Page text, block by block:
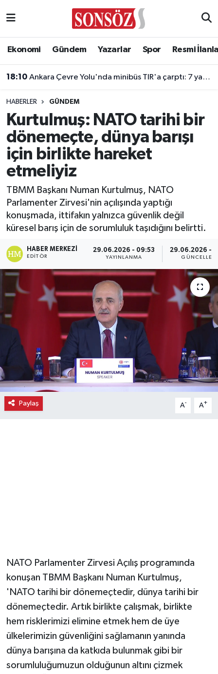
Ekonomi Gündem Yazarlar Spor Resmi
18:10 Ankara Çevre Yolu'nda minibüs TIR'a çarptı: 7 yaralı
HABERLER GÜNDEM
Kurtulmuş: NATO tarihi bir
dönemeçte, dünya barışı
için birlikte hareket
etmeliyiz
TBMM Başkanı Numan Kurtulmuş, NATO
Parlamenter Zirvesi'nin açılışında yaptığı
konuşmada, ittifakın yalnızca güvenlik değil
küresel barış için de sorumluluk taşıdığını belirtti.
HABER MERKEZI
EDITÖR
29.06.2026 - 09:53
YAYINLANMA
29.06.2026 -
Paylaş A- A+
NATO Parlamenter Zirvesi Açılış programında
konuşan TBMM Başkanı Numan Kurtulmuş,
'NATO tarihi bir dönemeçtedir, dünya tarihi bir
dönemeçtedir. Artık birlikte çalışmak, birlikte
hem risklerimizi elimine etmek hem de üye
ülkelerimizin güvenliğini sağlamanın yanında
dünya barışına da katkıda bulunmak gibi bir
sorumluluğumuzun olduğunun altını çizmek
Asayiş
Biyografi
Çevre
Diğer
Dünya
Eğitim
Eleman
Emlak
Gündem
Haber
İlçe Haberleri
Keşfet
Siyaset
Sokak Hayvanlarını Sahiplendirme
Sonsöz Özel
Spor
Ankara Nöbetçi Eczaneler
Ankara Trafik Yoğunluk Haritası
Süper Lig Puan Durumu ve Fikstür
Tüm Manşetler
Son Dakika Haberleri
Haber Arşivi